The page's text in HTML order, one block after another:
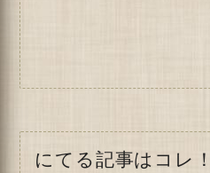
にてる記事はコレ！